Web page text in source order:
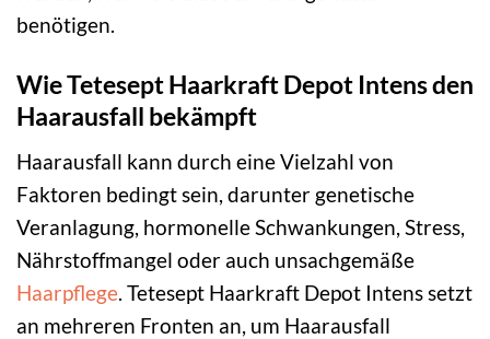
benötigen.
Wie Tetesept Haarkraft Depot Intens den
Haarausfall bekämpft
Haarausfall kann durch eine Vielzahl von
Faktoren bedingt sein, darunter genetische
Veranlagung, hormonelle Schwankungen, Stress,
Nährstoffmangel oder auch unsachgemäße
Haarpflege . Tetesept Haarkraft Depot Intens setzt
an mehreren Fronten an, um Haarausfall